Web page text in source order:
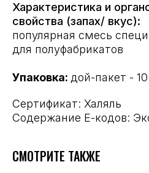
Характеристика и
свойства (запах/ вкус):
популярная смесь
для полуфабрикатов
Упаковка: дой-пакет -
Сертификат: Халяль
Содержание Е-кодов:
СМОТРИТЕ ТАКЖЕ